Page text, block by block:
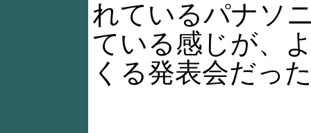
れているパナソ
ている感じが、
くる発表会だっ